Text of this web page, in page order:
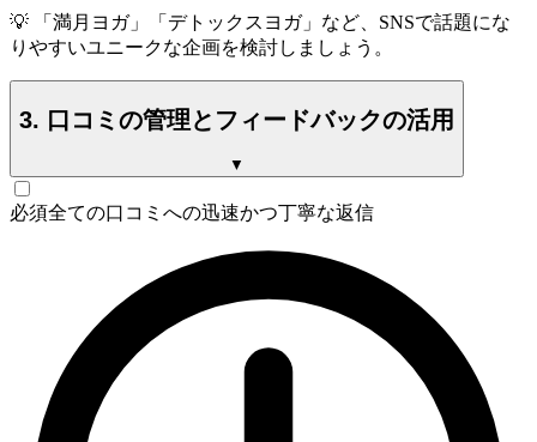
💡
「満月ヨガ」「デトックスヨガ」など、SNSで話題にな
りやすいユニークな企画を検討しましょう。
3. 口コミの管理とフィードバックの活用
▼
必須全ての口コミへの迅速かつ丁寧な返信